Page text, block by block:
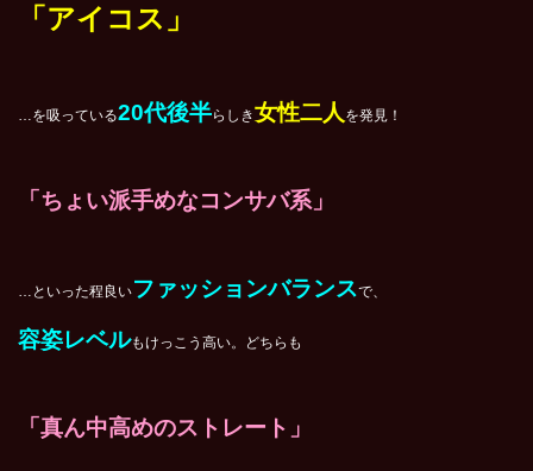
「アイコス」
…を吸っている20代後半らしき女性二人 を発見！
「ちょい派手めなコンサバ系」
…といった程良いファッションバランスで、
容姿レベルもけっこう高い。どちらも
「真ん中高めのストレート」